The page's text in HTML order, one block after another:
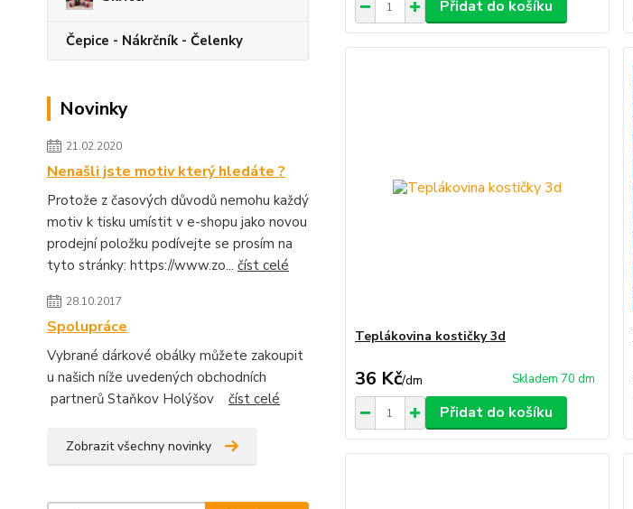
Čepice - Nákrčník - Čelenky
Novinky
21.02.2020
Nenašli jste motiv který hledáte ?
Protože z časových důvodů nemohu každý
motiv k tisku umístit v e-shopu jako novou
prodejní položku podívejte se prosím na
tyto stránky: https://www.zo... číst celé
28.10.2017
Spolupráce
Vybrané dárkové obálky můžete zakoupit
u našich níže uvedených obchodních
partnerů Staňkov Holýšov číst celé
Zobrazit všechny novinky
Přidat do košíku
Teplákovina kostičky 3d
36 Kč/dm Skladem 70 dm
Přidat do košíku